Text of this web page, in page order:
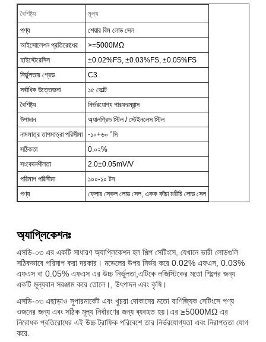
বৈশিষ্ট্য
মূল্য
পণ্য
শেয়ার বিম লোড সেল
আইসোলেশন প্রতিরোধের
>=5000MΩ
হাইস্টেরেসিস
±0.02%FS, ±0.03%FS, ±0.05%FS
নির্ভুলতার গ্রেড
C3
সর্বাধিক উত্তেজনা
১৫ ভোল্ট
বৈশিষ্ট্য
নির্ভরযোগ্য পারফরম্যান্স
উপাদান
অ্যালগ্রিড স্টিল / স্টেইনলেস স্টিল
নামমাত্র তাপমাত্রা পরিসীমা
-১০+৬০ °সি
সঠিকতা
0.০২%
সংবেদনশীলতা
2.0±0.05mV/V
পরিমাপ পরিসীমা
১০০-১০ টন
পণ্য
ফ্লোর স্কেল লোড সেল, একক কাঁচা মরীচি লোড সেল
অ্যাপ্লিকেশনঃ
এসডি-০৩ এর একটি সাধারণ অ্যাপ্লিকেশন হল শিল্প সেটিংসে, যেখানে ভারী লোডগুলি
সঠিকভাবে পরিমাপ করা দরকার। মডেলের উপর নির্ভর করে 0.02% এফএস, 0.03%
এফএস বা 0.05% এফএস এর উচ্চ নির্ভুলতা,এটিকে লজিস্টিকের মতো শিল্পের জন্য
একটি মূল্যবান সরঞ্জাম করে তোলে।, উৎপাদন এবং কৃষি।
এসডি-০৩ এছাড়াও সুপারমার্কেট এবং খুচরা দোকানের মতো বাণিজ্যিক সেটিংসে পণ্য
ওজনের জন্য এবং সঠিক মূল্য নির্ধারণের জন্য ব্যবহৃত হয়।এর ≥5000MΩ এর
নিরোধক প্রতিরোধের এই উচ্চ ট্রাফিক পরিবেশে তার নির্ভরযোগ্যতা এবং নিরাপত্তা যোগ
করে.